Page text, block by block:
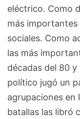
eléctrico. Como
más importantes
sociales. Como
las más
décadas del 80
político jugó un
agrupaciones en
batallas las libró